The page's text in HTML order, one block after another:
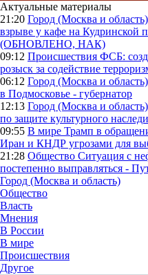
Актуальные материалы
21:20 Город (Москва и область)
взрыве у кафе на Кудринской
(ОБНОВЛЕНО, НАК)
09:12 Происшествия ФСБ:
розыск за содействие
06:12 Город (Москва и область)
в Подмосковье - губернатор
12:13 Город (Москва и область)
по защите культурного
09:55 В мире Трамп в
Иран и КНДР угрозами для
21:28 Общество Ситуация с
постепенно выправляться -
Город (Москва и область)
Общество
Власть
Мнения
В России
В мире
Происшествия
Другое